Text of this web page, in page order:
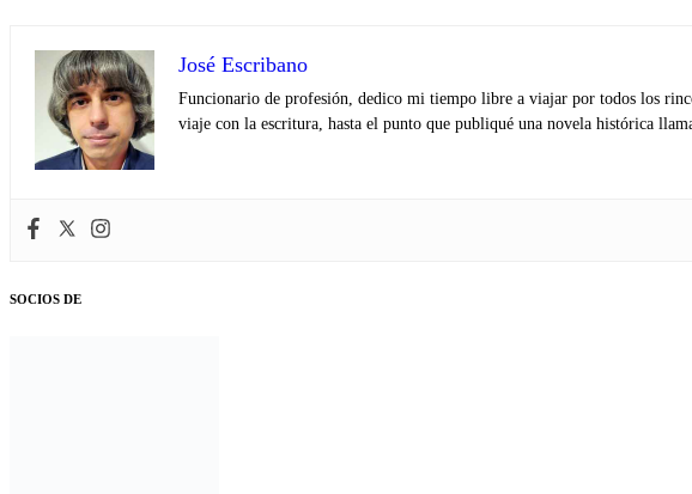
José Escribano
Funcionario de profesión, dedico mi tiempo libre a viajar por todos los
viaje con la escritura, hasta el punto que publiqué una novela histórica
SOCIOS DE